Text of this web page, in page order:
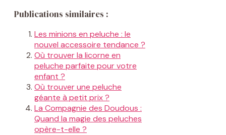
Publications similaires :
Les minions en peluche : le
nouvel accessoire tendance ?
Où trouver la licorne en
peluche parfaite pour votre
enfant ?
Où trouver une peluche
géante à petit prix ?
La Compagnie des Doudous :
Quand la magie des peluches
opère-t-elle ?